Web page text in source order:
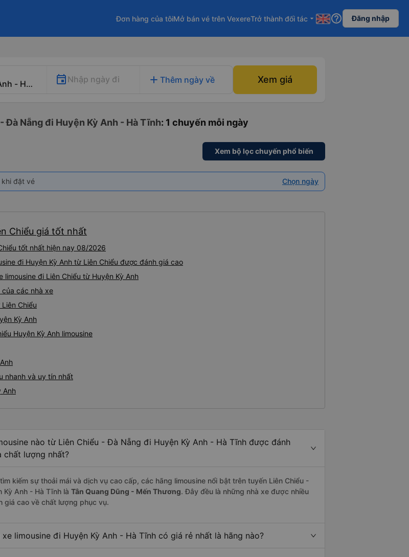
Đơn hàng của tôiMở bán vé trên VexereTrở thành đối tác arrow_drop_down help_outline Đăng nhập
Nhập ngày đi add Thêm ngày về Xem giá
Nẵng đi Huyện Kỳ Anh - Hà Tĩnh: 1 chuyến mỗi ngày
Xem bộ lọc chuyến phổ biến
khi đặt vé Chọn ngày
Chiểu giá tốt nhất
tốt nhất hiện nay 08/2026
đi Huyện Kỳ Anh từ Liên Chiểu được đánh giá cao
đi Liên Chiểu từ Huyện Kỳ Anh
của các nhà xe
Chiểu
Kỳ Anh
Huyện Kỳ Anh limousine
nhanh và uy tín nhất
Anh
nào từ Liên Chiểu - Đà Nẵng đi Huyện Kỳ Anh - Hà Tĩnh được đánh
chất lượng nhất?
kiếm sự thoải mái và dịch vụ cao cấp, các hãng limousine nổi bật trên tuyến Liên Chiểu -
Kỳ Anh - Hà Tĩnh là Tân Quang Dũng - Mến Thương. Đây đều là những nhà xe được nhiều
giá cao về chất lượng phục vụ.
xe limousine đi Huyện Kỳ Anh - Hà Tĩnh có giá rẻ nhất là hãng nào?